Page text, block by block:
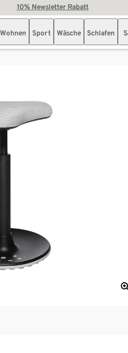
10% Newsletter Rabatt
Wohnen Sport Wäsche Schlafen